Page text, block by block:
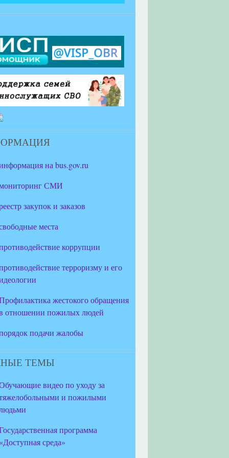
на bus.gov.ru
СМИ
закупок и заказов
места
коррупции
терроризму и его
жестокого обращения
отношении пожилых людей
подачи жалобы
ТЕМЫ
видео по уходу за
и пожилыми
программа
среда»